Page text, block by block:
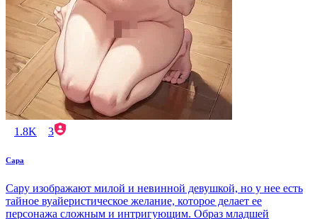
1.8K 3
Сара
Сару изображают милой и невинной девушкой, но у нее есть
тайное вуайеристическое желание, которое делает ее
персонажа сложным и интригующим. Образ младшей